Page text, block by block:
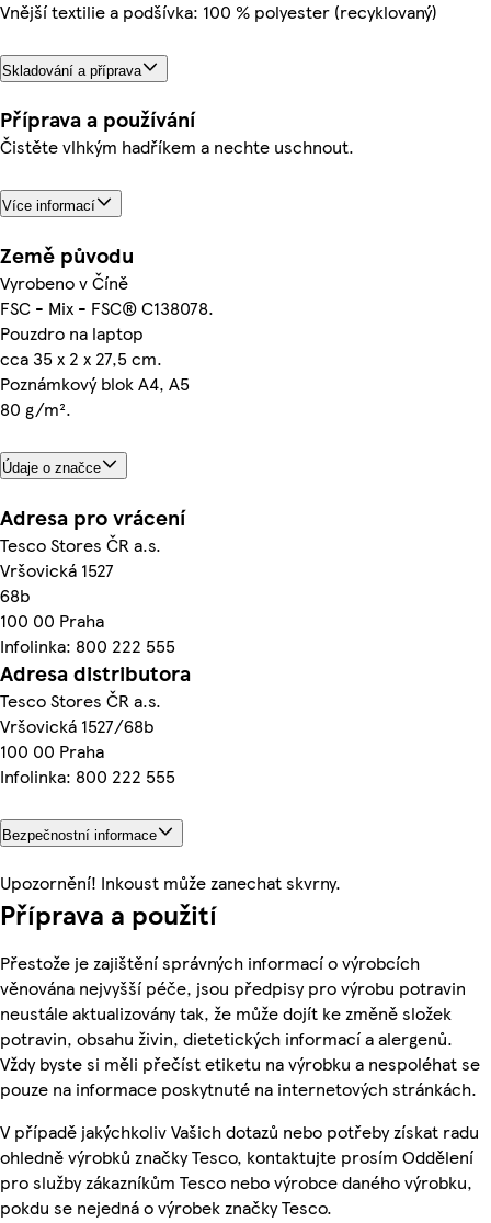
Vnější textilie a podšívka: 100 % polyester (recyklovaný)
Skladování a příprava
Příprava a používání
Čistěte vlhkým hadříkem a nechte uschnout.
Více informací
Země původu
Vyrobeno v Číně
FSC - Mix - FSC® C138078.
Pouzdro na laptop
cca 35 x 2 x 27,5 cm.
Poznámkový blok A4, A5
80 g/m².
Údaje o značce
Adresa pro vrácení
Tesco Stores ČR a.s.
Vršovická 1527
68b
100 00 Praha
Infolinka: 800 222 555
Adresa distributora
Tesco Stores ČR a.s.
Vršovická 1527/68b
100 00 Praha
Infolinka: 800 222 555
Bezpečnostní informace
Upozornění! Inkoust může zanechat skvrny.
Příprava a použití
Přestože je zajištění správných informací o výrobcích
věnována nejvyšší péče, jsou předpisy pro výrobu potravin
neustále aktualizovány tak, že může dojít ke změně složek
potravin, obsahu živin, dietetických informací a alergenů.
Vždy byste si měli přečíst etiketu na výrobku a nespoléhat se
pouze na informace poskytnuté na internetových stránkách.
V případě jakýchkoliv Vašich dotazů nebo potřeby získat radu
ohledně výrobků značky Tesco, kontaktujte prosím Oddělení
pro služby zákazníkům Tesco nebo výrobce daného výrobku,
pokdu se nejedná o výrobek značky Tesco.